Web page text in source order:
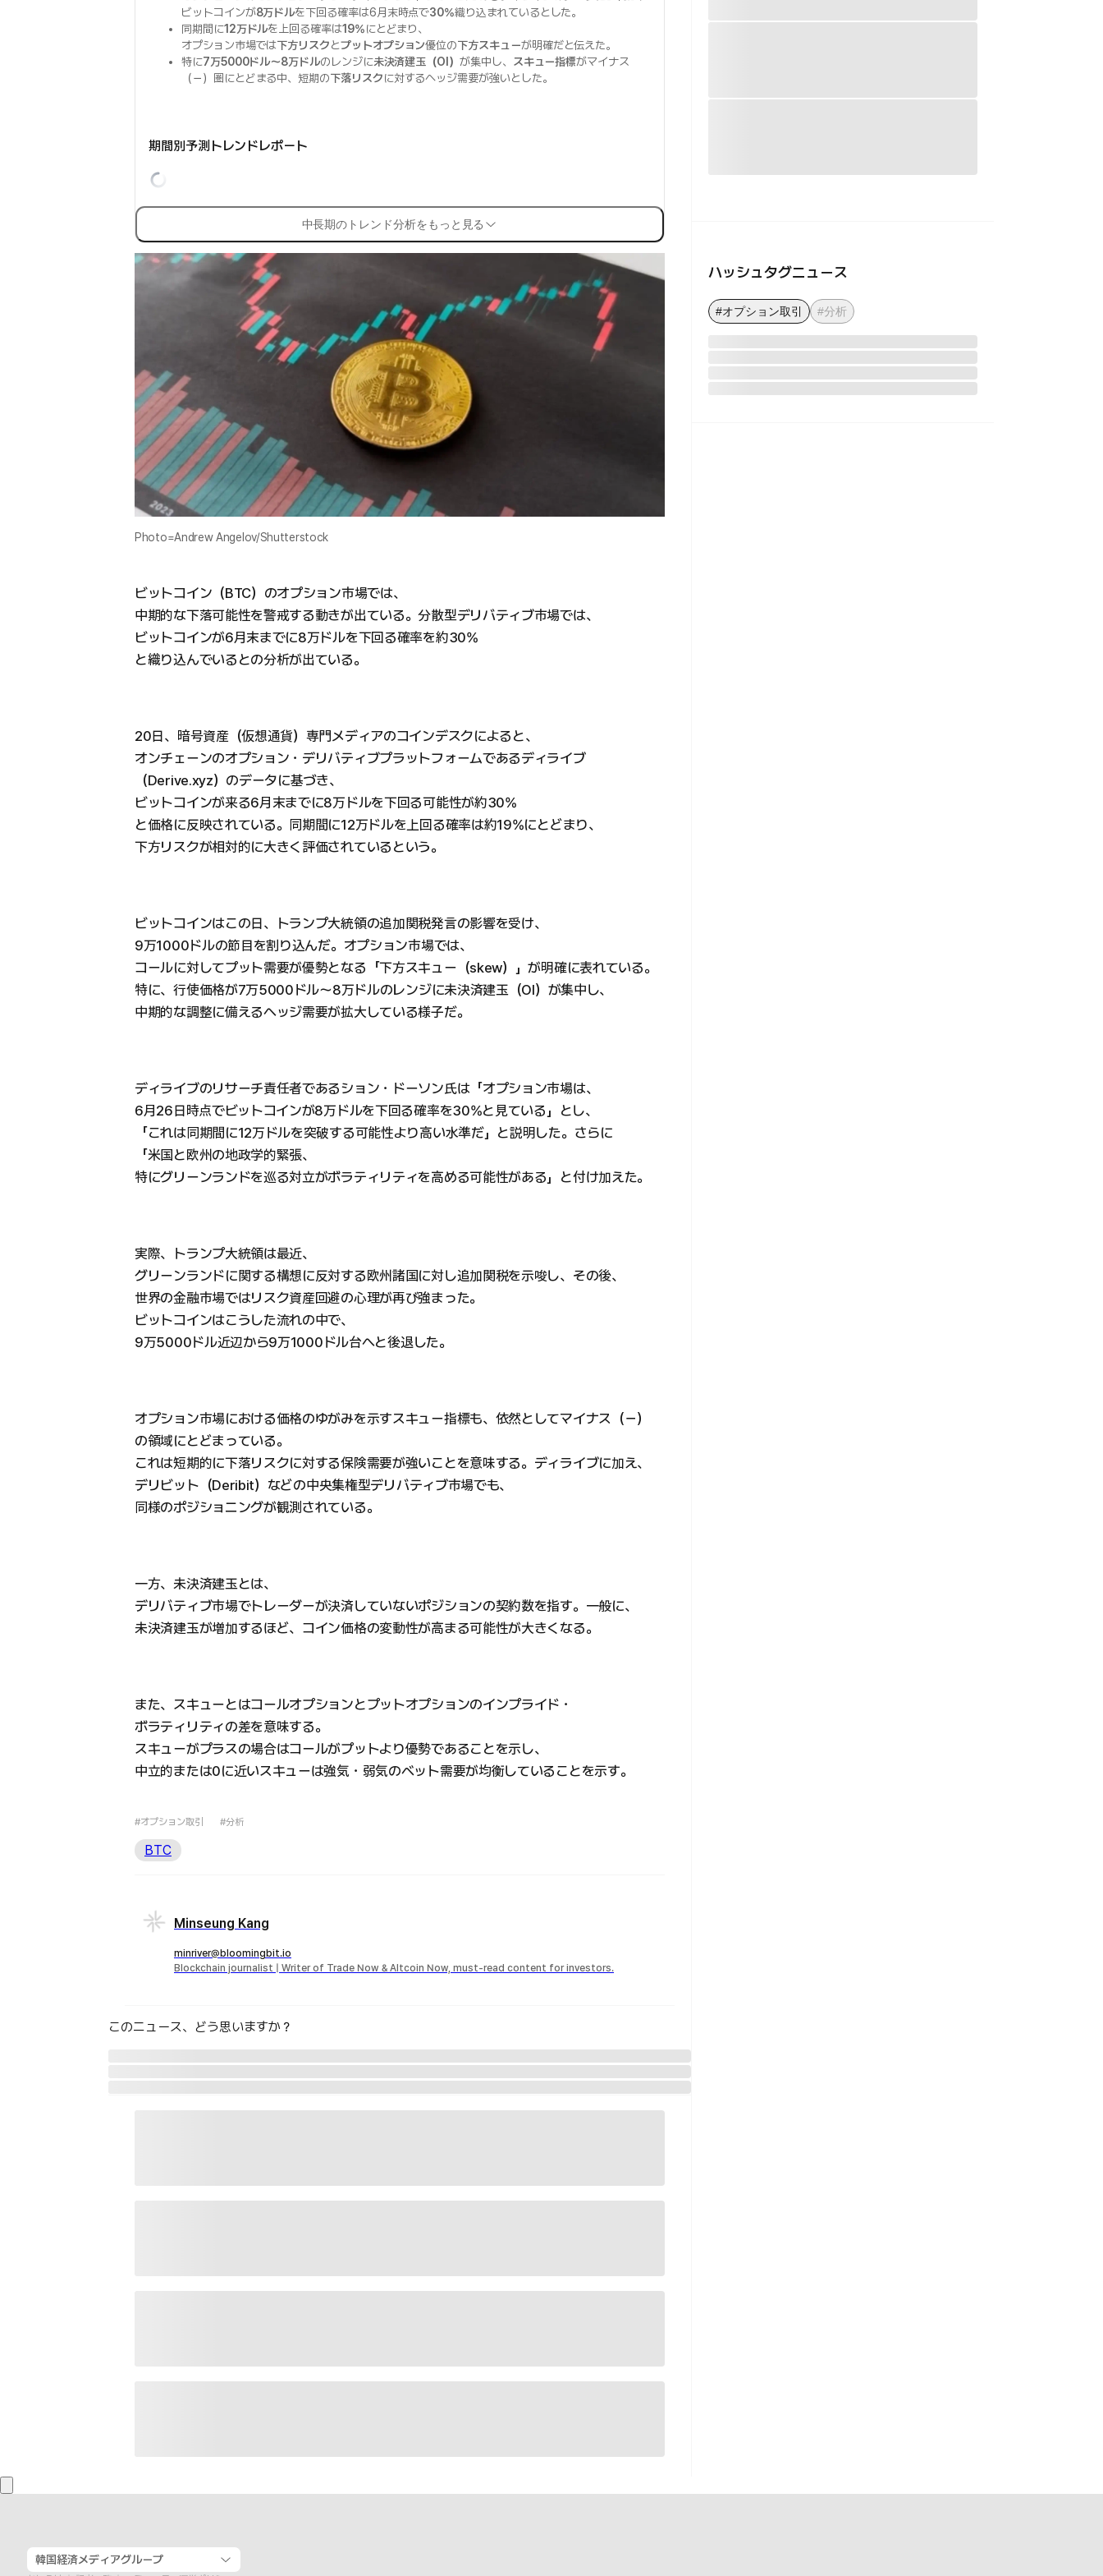
ビットコインが8万ドルを下回る確率は6月末時点で30%織り込まれているとした。
同期間に12万ドルを上回る確率は19%にとどまり、
オプション市場では下方リスクとプットオプション優位の下方スキューが明確だと伝えた。
特に7万5000ドル～8万ドルのレンジに未決済建玉（OI） が集中し、 スキュー指標がマイナス
（－）圏にとどまる中、短期の下落リスクに対するヘッジ需要が強いとした。
期間別予測トレンドレポート
中長期のトレンド分析をもっと見る
Photo=Andrew Angelov/Shutterstock
ビットコイン（BTC）のオプション市場では、
中期的な下落可能性を警戒する動きが出ている。分散型デリバティブ市場では、
ビットコインが6月末までに8万ドルを下回る確率を約30%
と織り込んでいるとの分析が出ている。
20日、暗号資産（仮想通貨）専門メディアのコインデスクによると、
オンチェーンのオプション・デリバティブプラットフォームであるディライブ
（Derive.xyz）のデータに基づき、
ビットコインが来る6月末までに8万ドルを下回る可能性が約30%
と価格に反映されている。同期間に12万ドルを上回る確率は約19%にとどまり、
下方リスクが相対的に大きく評価されているという。
ビットコインはこの日、トランプ大統領の追加関税発言の影響を受け、
9万1000ドルの節目を割り込んだ。オプション市場では、
コールに対してプット需要が優勢となる「下方スキュー（skew）」が明確に表れている。
特に、行使価格が7万5000ドル～8万ドルのレンジに未決済建玉（OI）が集中し、
中期的な調整に備えるヘッジ需要が拡大している様子だ。
ディライブのリサーチ責任者であるション・ドーソン氏は「オプション市場は、
6月26日時点でビットコインが8万ドルを下回る確率を30%と見ている」とし、
「これは同期間に12万ドルを突破する可能性より高い水準だ」と説明した。さらに
「米国と欧州の地政学的緊張、
特にグリーンランドを巡る対立がボラティリティを高める可能性がある」と付け加えた。
実際、トランプ大統領は最近、
グリーンランドに関する構想に反対する欧州諸国に対し追加関税を示唆し、その後、
世界の金融市場ではリスク資産回避の心理が再び強まった。
ビットコインはこうした流れの中で、
9万5000ドル近辺から9万1000ドル台へと後退した。
オプション市場における価格のゆがみを示すスキュー指標も、依然としてマイナス（－）
の領域にとどまっている。
これは短期的に下落リスクに対する保険需要が強いことを意味する。ディライブに加え、
デリビット（Deribit）などの中央集権型デリバティブ市場でも、
同様のポジショニングが観測されている。
一方、未決済建玉とは、
デリバティブ市場でトレーダーが決済していないポジションの契約数を指す。一般に、
未決済建玉が増加するほど、コイン価格の変動性が高まる可能性が大きくなる。
また、スキューとはコールオプションとプットオプションのインプライド・
ボラティリティの差を意味する。
スキューがプラスの場合はコールがプットより優勢であることを示し、
中立的または0に近いスキューは強気・弱気のベット需要が均衡していることを示す。
#オプション取引 #分析
BTC
Minseung Kang
minriver@bloomingbit.io
Blockchain journalist | Writer of Trade Now & Altcoin Now, must-read content for investors.
このニュース、どう思いますか？
ハッシュタグニュース
#オプション取引 #分析
韓国経済メディアグループ